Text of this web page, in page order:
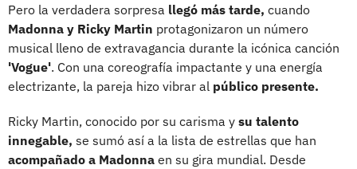
Pero la verdadera sorpresa llegó más tarde, cuando
Madonna y Ricky Martin protagonizaron un número
musical lleno de extravagancia durante la icónica canción
'Vogue'. Con una coreografía impactante y una energía
electrizante, la pareja hizo vibrar al público presente.
Ricky Martin, conocido por su carisma y su talento
innegable, se sumó así a la lista de estrellas que han
acompañado a Madonna en su gira mundial. Desde